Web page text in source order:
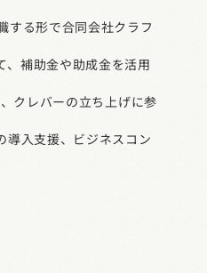
する形で合同会社クラフ
、補助金や助成金を活用
クレバーの立ち上げに参
導入支援、ビジネスコン